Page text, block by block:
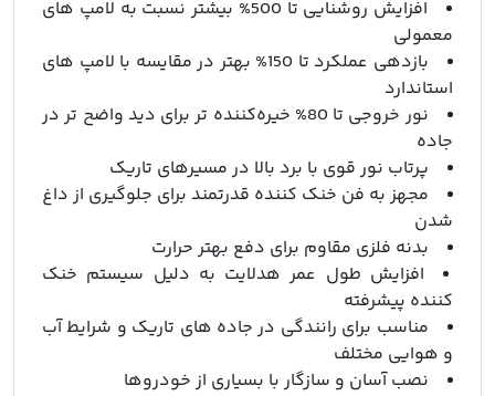
افزایش روشنایی تا 500% بیشتر نسبت به لامپ‌ های
معمولی
بازدهی عملکرد تا 150% بهتر در مقایسه با لامپ‌ های
استاندارد
نور خروجی تا 80% خیره‌کننده‌ تر برای دید واضح تر در
جاده
پرتاب نور قوی با برد بالا در مسیرهای تاریک
مجهز به فن خنک‌ کننده قدرتمند برای جلوگیری از داغ
شدن
بدنه فلزی مقاوم برای دفع بهتر حرارت
افزایش طول عمر هدلایت به دلیل سیستم خنک‌
کننده پیشرفته
مناسب برای رانندگی در جاده‌ های تاریک و شرایط آب‌
و هوایی مختلف
نصب آسان و سازگار با بسیاری از خودروها